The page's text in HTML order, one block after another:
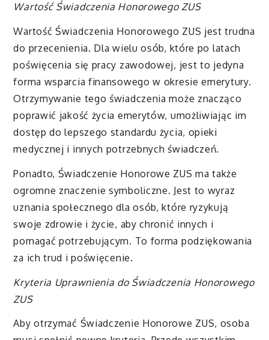
Wartość Świadczenia Honorowego ZUS
Wartość Świadczenia Honorowego ZUS jest trudna
do przecenienia. Dla wielu osób, które po latach
poświęcenia się pracy zawodowej, jest to jedyna
forma wsparcia finansowego w okresie emerytury.
Otrzymywanie tego świadczenia może znacząco
poprawić jakość życia emerytów, umożliwiając im
dostęp do lepszego standardu życia, opieki
medycznej i innych potrzebnych świadczeń.
Ponadto, Świadczenie Honorowe ZUS ma także
ogromne znaczenie symboliczne. Jest to wyraz
uznania społecznego dla osób, które ryzykują
swoje zdrowie i życie, aby chronić innych i
pomagać potrzebującym. To forma podziękowania
za ich trud i poświęcenie.
Kryteria Uprawnienia do Świadczenia Honorowego
ZUS
Aby otrzymać Świadczenie Honorowe ZUS, osoba